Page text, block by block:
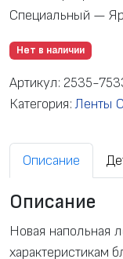
Специальный —
Нет в наличии
Артикул: 2535-
Категория:Ленты
Описание
Описание
Новая напольная
характеристикам